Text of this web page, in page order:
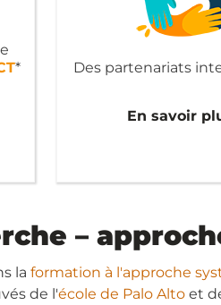
* Des partenariats
En savoir
–
la formation à l'approche
de l'école de Palo Alto et